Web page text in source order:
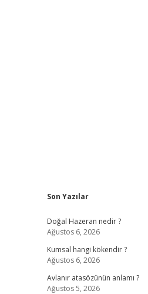
Sidebar
Son Yazılar
Doğal Hazeran nedir ?
Ağustos 6, 2026
Kumsal hangi kökendir ?
Ağustos 6, 2026
Avlanır atasözünün anlamı ?
Ağustos 5, 2026
ilbet giriş